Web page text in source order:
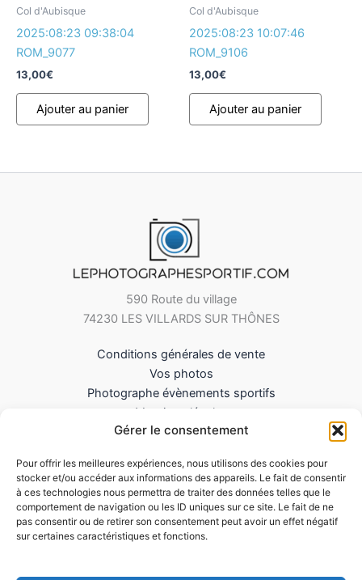
Gérer le consentement
Pour offrir les meilleures expériences, nous utilisons des cookies pour
stocker et/ou accéder aux informations des appareils. Le fait de consentir
à ces technologies nous permettra de traiter des données telles que le
comportement de navigation ou les ID uniques sur ce site. Le fait de ne
pas consentir ou de retirer son consentement peut avoir un effet négatif
sur certaines caractéristiques et fonctions.
Col d'Aubisque
2025:08:23 09:38:04
ROM_9077
13,00€
Ajouter au panier
Col d'Aubisque
2025:08:23 10:07:46
ROM_9106
13,00€
Ajouter au panier
590 Route du village
74230 LES VILLARDS SUR THÔNES
Conditions générales de vente
Vos photos
Photographe évènements sportifs
Mentions légales
Mes Téléchargements
Politique de cookies (UE)